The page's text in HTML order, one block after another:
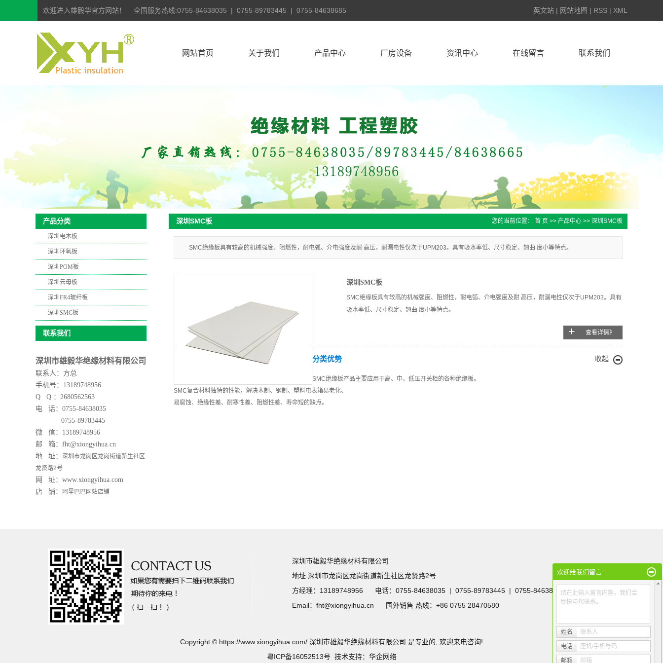
欢迎进入雄毅华官方网站！ 全国服务热线:0755-84638035 | 0755-89783445 | 0755-84638685 英文站 | 网站地图 | RSS | XML
网站首页 关于我们
公司风采
公司文化
联系我们
公司文化
产品中心
深圳POM板
深圳云母板
深圳FR4玻纤板
深圳SMC板
厂房设备 资讯中心
雄毅华动态
在线留言 联系我们
产品分类
深圳电木板
深圳环氧板
深圳POM板
深圳云母板
深圳FR4玻纤板
深圳SMC板
联系我们
深圳市雄毅华绝缘材料有限公司
联系人：方总
手机号：13189748956
Q Q ：2680562563
电 话：0755-84638035
0755-89783445
微 信： 13189748956
邮 箱：fht@xiongyihua.cn
地 址： 深圳市龙岗区龙岗街道新生社区
龙贤路2号
网 址： www.xiongyihua.com
店 铺： 阿里巴巴网站店铺
深圳SMC板 您的当前位置： 首 页 >> 产品中心 >> 深圳SMC板
SMC绝缘板具有较高的机械强度、阻燃性，耐电弧、介电强度及耐 高压，耐漏电性仅次于UPM203。具有吸水率低、尺寸稳定、翘曲 度小等特点。
深圳SMC板
SMC绝缘板具有较高的机械强度、阻燃性，耐电弧、介电强度及耐 高压，耐漏电性仅次于UPM203。具有
吸水率低、尺寸稳定、翘曲 度小等特点。
+ 查看详情》
分类优势 收起
SMC绝缘板产品主要应用于高、中、低压开关柜的各种绝缘板。
SMC复合材料独特的性能，解决木制、钢制、塑料电表箱易老化、
易腐蚀、绝缘性差、耐寒性差、阻燃性差、寿命短的缺点。
深圳市雄毅华绝缘材料有限公司
地址:深圳市龙岗区龙岗街道新生社区龙贤路2号
方经理：13189748956 电话：0755-84638035 | 0755-89783445 | 0755-84638685
Email：fht@xiongyihua.cn 国外销售 热线：+86 0755 28470580
Copyright © https://www.xiongyihua.com/ 深圳市雄毅华绝缘材料有限公司 是专业的, 欢迎来电咨询!
粤ICP备16052513号 技术支持： 华企网络
欢迎给我们留言
请在此输入留言内容，我们会
尽快与您联系。
姓名 联系人
电话 座机/手机号码
邮箱 邮箱